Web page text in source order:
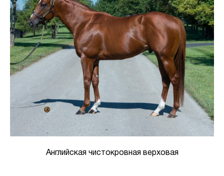
Английская чистокровная верховая